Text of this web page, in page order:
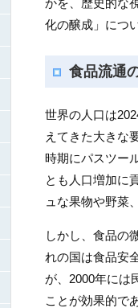
かを、歴史的な
化の醸成」につ
食品流通
世界の人口は
えてきた大きな
時期にパスツー
とも人口増加に
ュな果物や野菜
しかし、食品の
れの国は食品安
が、2000年には
ことが効果的で